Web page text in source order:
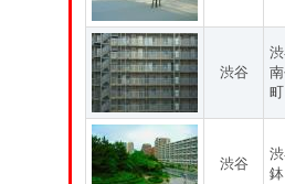
渋谷
渋谷